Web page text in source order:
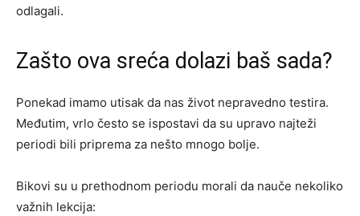
odlagali.
Zašto ova sreća dolazi baš sada?
Ponekad imamo utisak da nas život nepravedno testira.
Međutim, vrlo često se ispostavi da su upravo najteži
periodi bili priprema za nešto mnogo bolje.
Bikovi su u prethodnom periodu morali da nauče nekoliko
važnih lekcija: